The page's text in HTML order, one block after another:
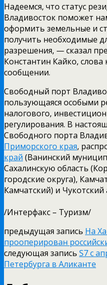
Надеемся, что статус
Владивосток поможет
оформить земельные и
получить необходимые
разрешения, — сказал
Константин Кайко,
сообщении.
Свободный порт
пользующаяся особыми
налогового,
регулирования. В
Свободного порта
Приморского края,
край (Ванинский
Сахалинскую область
городские округа),
Камчатский) и
/Интерфакс – Туризм/
предыдущая запись На
прооперирован
следующая запись S7 с
Петербурга в Аликанте